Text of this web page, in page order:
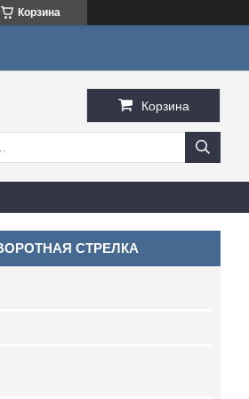
Корзина
Корзина
СТРЕЛКА